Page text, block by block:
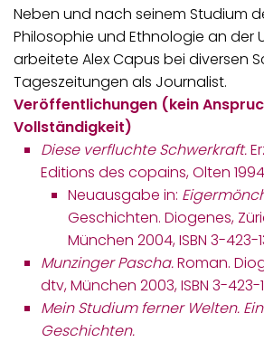
Neben und nach seinem Studium
Philosophie und Ethnologie an der
arbeitete Alex Capus bei diversen
Tageszeitungen als Journalist.
Veröffentlichungen (kein
Vollständigkeit)
Diese verfluchte Schwerkraft.
Editions des copains, Olten
Neuausgabe in:
Geschichten. Diogenes,
München 2004, ISBN 3-423-
Munzinger Pascha.Roman.
dtv, München 2003, ISBN 3-423-
Mein Studium ferner Welten.
Geschichten.